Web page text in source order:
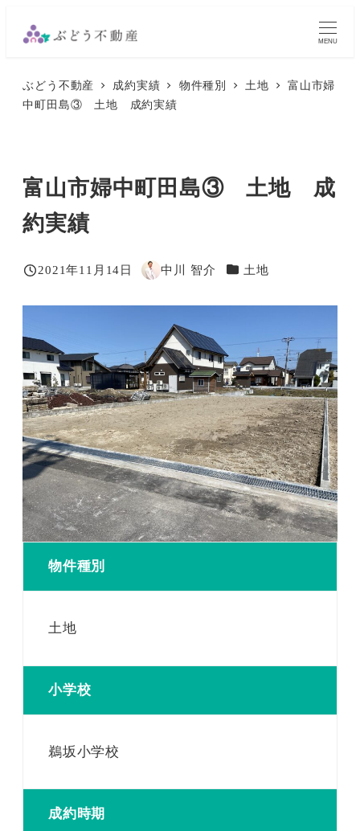
MENU
ぶどう不動産 成約実績 物件種別 土地
富山市婦
中町田島③ 土地 成約実績
富山市婦中町田島③ 土地 成
約実績
投稿日
2021年11月14日
著
中川 智介 カテゴリー
土地
物件種別
土地
小学校
鵜坂小学校
成約時期